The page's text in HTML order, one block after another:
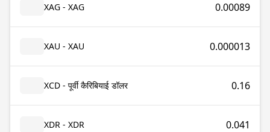
XAG - XAG 0.00089
XAU - XAU 0.000013
XCD - पूर्वी कैरिबियाई डॉलर 0.16
XDR - XDR 0.041